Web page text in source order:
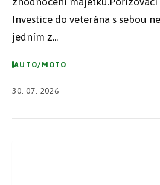
Investice do veterána s sebou
jedním z...
AUTO/MOTO
30. 07. 2026